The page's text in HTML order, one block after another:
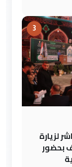
3
لزيارة
بحضور